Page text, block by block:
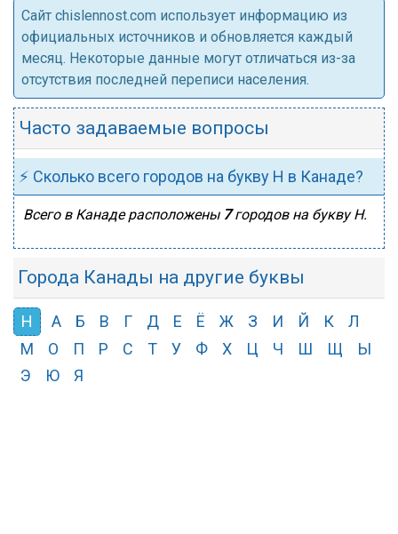
Cайт chislennost.com использует информацию из
официальных источников и обновляется каждый
месяц. Некоторые данные могут отличаться из-за
отсутствия последней переписи населения.
Часто задаваемые вопросы
⚡ Сколько всего городов на букву Н в Канаде?
Всего в Канаде расположены 7городов на букву Н.
Города Канады на другие буквы
Н А Б В Г Д Е Ё Ж З И Й К
Л
М
О П Р С Т У Ф Х Ц Ч Ш Щ
Ы
Э
Ю Я